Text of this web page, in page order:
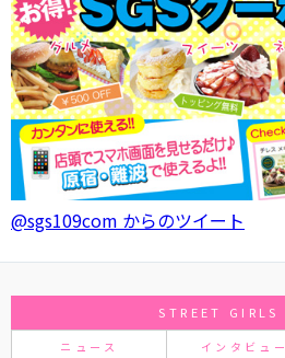
@sgs109com からのツイート
STREET GIRLS
ニュース インタビュー